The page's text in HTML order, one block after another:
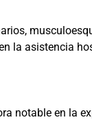
la asistencia
notable en la